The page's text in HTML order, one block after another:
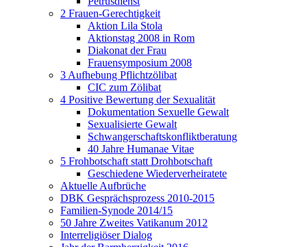
2 Frauen-Gerechtigkeit
Aktion Lila Stola
Aktionstag 2008 in Rom
Diakonat der Frau
Frauensymposium 2008
3 Aufhebung Pflichtzölibat
CIC zum Zölibat
4 Positive Bewertung der Sexualität
Dokumentation Sexuelle Gewalt
Sexualisierte Gewalt
Schwangerschaftskonfliktberatung
40 Jahre Humanae Vitae
5 Frohbotschaft statt Drohbotschaft
Geschiedene Wiederverheiratete
Aktuelle Aufbrüche
DBK Gesprächsprozess 2010-2015
Familien-Synode 2014/15
50 Jahre Zweites Vatikanum 2012
Interreligiöser Dialog